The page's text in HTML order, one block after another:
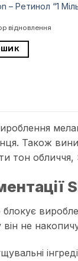
– Ретинол “1
відновлення
Також
тон
він не